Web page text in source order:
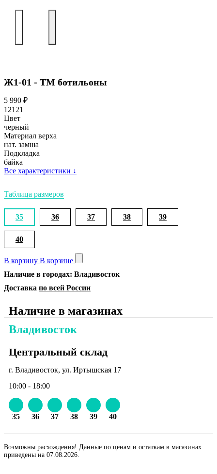
Ж1-01 - ТМ ботильоны
5 990 ₽
12121
Цвет
черный
Материал верха
нат. замша
Подкладка
байка
Все характеристики ↓
Таблица размеров
35 36 37 38 39
40
В корзину В корзине
Наличие в городах: Владивосток
Доставка по всей России
Наличие в магазинах
Владивосток
Центральный склад
г. Владивосток, ул. Иртышская 17
10:00 - 18:00
35 36 37 38 39 40
Возможны расхождения! Данные по ценам и остаткам в магазинах
приведены на 07.08.2026.